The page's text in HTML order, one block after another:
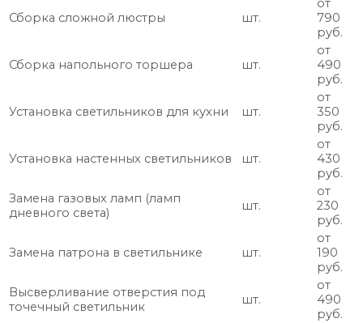
Сборка сложной люстры шт.
от
790
руб.
Сборка напольного торшера шт.
от
490
руб.
Установка светильников для кухни шт.
от
350
руб.
Установка настенных светильников шт.
от
430
руб.
Замена газовых ламп (ламп
дневного света)
шт.
от
230
руб.
Замена патрона в светильнике шт.
от
190
руб.
Высверливание отверстия под
точечный светильник
шт.
от
490
руб.